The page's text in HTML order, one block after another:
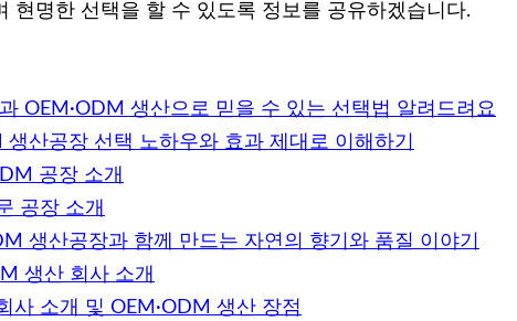
현명한 선택을 할 수 있도록 정보를 공유하겠습니다.
OEM·ODM 생산으로 믿을 수 있는 선택법 알려드려요
산공장 선택 노하우와 효과 제대로 이해하기
공장 소개
공장 소개
생산공장과 함께 만드는 자연의 향기와 품질 이야기
생산 회사 소개
사 소개 및 OEM·ODM 생산 장점